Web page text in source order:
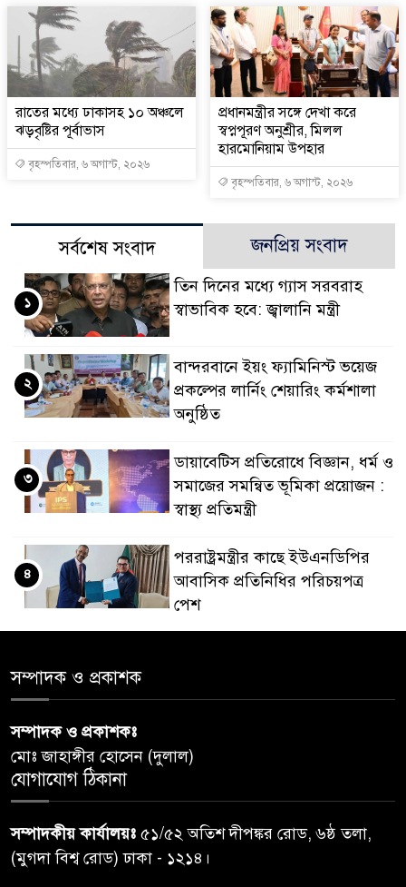
রাতের মধ্যে ঢাকাসহ ১০ অঞ্চলে
ঝড়বৃষ্টির পূর্বাভাস
বৃহস্পতিবার, ৬ অগাস্ট, ২০২৬
প্রধানমন্ত্রীর সঙ্গে দেখা করে
স্বপ্নপূরণ অনুশ্রীর, মিলল
হারমোনিয়াম উপহার
বৃহস্পতিবার, ৬ অগাস্ট, ২০২৬
সর্বশেষ সংবাদ জনপ্রিয় সংবাদ
তিন দিনের মধ্যে গ্যাস সরবরাহ
স্বাভাবিক হবে: জ্বালানি মন্ত্রী
১
বান্দরবানে ইয়ং ফ্যামিনিস্ট ভয়েজ
প্রকল্পের লার্নিং শেয়ারিং কর্মশালা
অনুষ্ঠিত
২
ডায়াবেটিস প্রতিরোধে বিজ্ঞান, ধর্ম ও
সমাজের সমন্বিত ভূমিকা প্রয়োজন :
স্বাস্থ্য প্রতিমন্ত্রী
৩
পররাষ্ট্রমন্ত্রীর কা‌ছে ইউএনডিপির
আবাসিক প্রতিনিধির পরিচয়পত্র
পেশ
৪
৫
ঝড়বৃষ্টির পূর্বাভাস
৬
অনুশ্রীর, মিলল হারমোনিয়াম
উপহার
৭
সম্পাদক ও প্রকাশক
সম্পাদক ও প্রকাশকঃ
মোঃ জাহাঙ্গীর হোসেন (দুলাল)
যোগাযোগ ঠিকানা
সম্পাদকীয় কার্যালয়ঃ ৫১/৫২ অতিশ দীপঙ্কর রোড, ৬ষ্ঠ তলা,
(মুগদা বিশ্ব রোড) ঢাকা - ১২১৪।